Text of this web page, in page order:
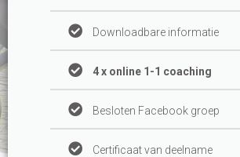
Downloadbare informatie
4 x online 1-1 coaching
Besloten Facebook groep
Certificaat van deelname